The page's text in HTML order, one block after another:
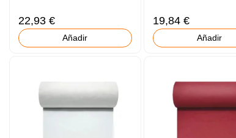
22,93 €
Añadir
19,84 €
Añadir